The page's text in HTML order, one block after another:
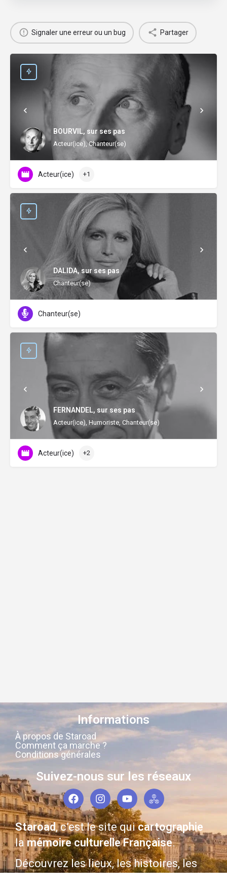
Signaler une erreur ou un bug Partager
BOURVIL, sur ses pas
Acteur(ice), Chanteur(se)
Acteur(ice) +1
DALIDA, sur ses pas
Chanteur(se)
Chanteur(se)
FERNANDEL, sur ses pas
Acteur(ice), Humoriste, Chanteur(se)
Acteur(ice) +2
Informations
À propos de Staroad
Comment ça marche ?
Conditions générales
Suivez-nous sur les réseaux
Staroad, c’est le site quicartographie
lamémoire culturelle Française.
Découvrez les lieux, les histoires, les